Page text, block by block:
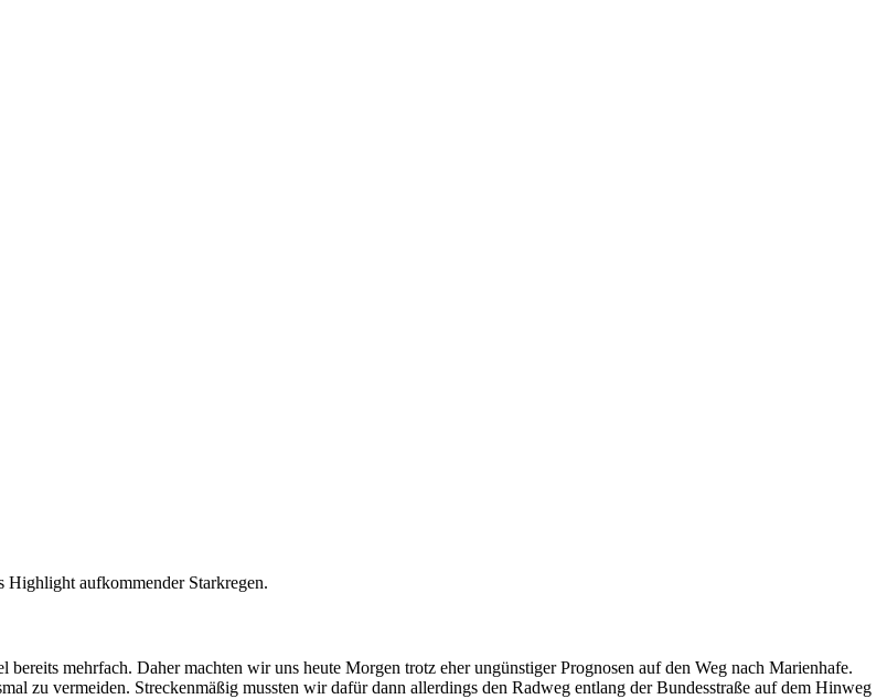
Highlight aufkommender Starkregen.
mehrfach. Daher machten wir uns heute Morgen trotz eher ungünstiger Prognosen auf den Weg nach Marienhafe.
zu vermeiden. Streckenmäßig mussten wir dafür dann allerdings den Radweg entlang der Bundesstraße auf dem Hinweg